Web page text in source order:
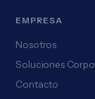
EMPRESA
Nosotros
Soluciones
Contacto